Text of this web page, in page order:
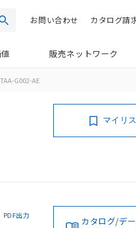
検索 カタログ請
お問い合わせ
販売ネットワーク
G002-AE
マイリ
PDF出力
カタログ/デ